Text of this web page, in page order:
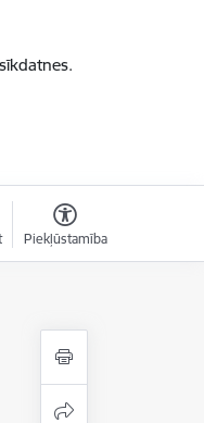
Piekļūstamība